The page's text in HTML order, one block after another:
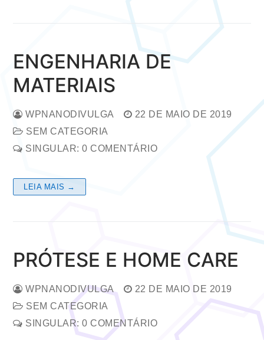
ENGENHARIA DE
MATERIAIS
WPNANODIVULGA
22 DE MAIO DE 2019
SEM CATEGORIA
SINGULAR: 0 COMENTÁRIO
LEIA MAIS →
PRÓTESE E HOME CARE
WPNANODIVULGA
22 DE MAIO DE 2019
SEM CATEGORIA
SINGULAR: 0 COMENTÁRIO